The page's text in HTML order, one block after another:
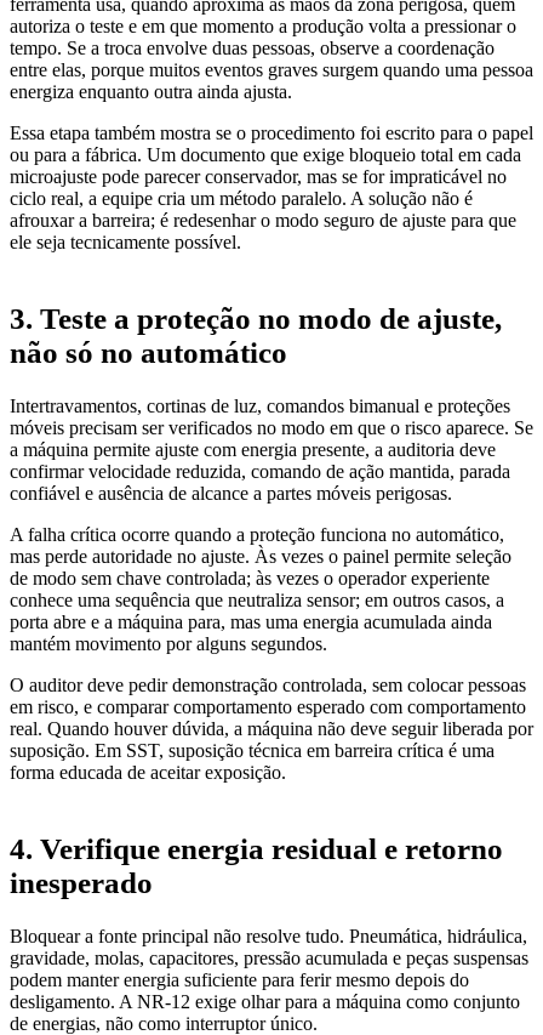
ferramenta usa, quando aproxima as mãos da zona perigosa, quem
autoriza o teste e em que momento a produção volta a pressionar o
tempo. Se a troca envolve duas pessoas, observe a coordenação
entre elas, porque muitos eventos graves surgem quando uma pessoa
energiza enquanto outra ainda ajusta.
Essa etapa também mostra se o procedimento foi escrito para o papel
ou para a fábrica. Um documento que exige bloqueio total em cada
microajuste pode parecer conservador, mas se for impraticável no
ciclo real, a equipe cria um método paralelo. A solução não é
afrouxar a barreira; é redesenhar o modo seguro de ajuste para que
ele seja tecnicamente possível.
3. Teste a proteção no modo de ajuste,
não só no automático
Intertravamentos, cortinas de luz, comandos bimanual e proteções
móveis precisam ser verificados no modo em que o risco aparece. Se
a máquina permite ajuste com energia presente, a auditoria deve
confirmar velocidade reduzida, comando de ação mantida, parada
confiável e ausência de alcance a partes móveis perigosas.
A falha crítica ocorre quando a proteção funciona no automático,
mas perde autoridade no ajuste. Às vezes o painel permite seleção
de modo sem chave controlada; às vezes o operador experiente
conhece uma sequência que neutraliza sensor; em outros casos, a
porta abre e a máquina para, mas uma energia acumulada ainda
mantém movimento por alguns segundos.
O auditor deve pedir demonstração controlada, sem colocar pessoas
em risco, e comparar comportamento esperado com comportamento
real. Quando houver dúvida, a máquina não deve seguir liberada por
suposição. Em SST, suposição técnica em barreira crítica é uma
forma educada de aceitar exposição.
4. Verifique energia residual e retorno
inesperado
Bloquear a fonte principal não resolve tudo. Pneumática, hidráulica,
gravidade, molas, capacitores, pressão acumulada e peças suspensas
podem manter energia suficiente para ferir mesmo depois do
desligamento. A NR-12 exige olhar para a máquina como conjunto
de energias, não como interruptor único.